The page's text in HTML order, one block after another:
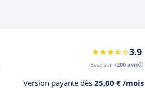
3.9
Basé sur +200 avis
Version payante dès 25,00 € /mois